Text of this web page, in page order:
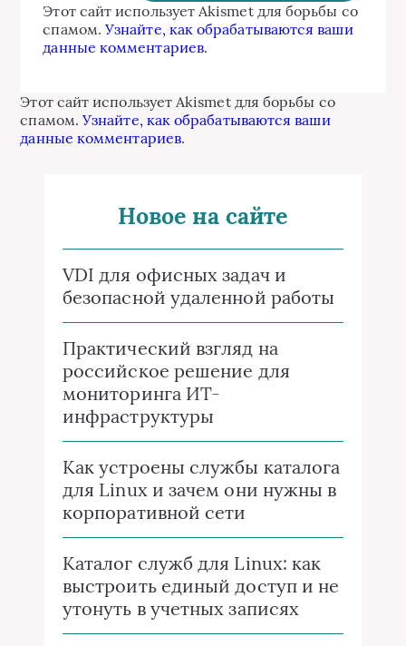
Этот сайт использует Akismet для борьбы со
спамом.Узнайте, как обрабатываются ваши
данные комментариев.
Этот сайт использует Akismet для борьбы со
спамом.Узнайте, как обрабатываются ваши
данные комментариев.
Новое на сайте
VDI для офисных задач и
безопасной удаленной работы
Практический взгляд на
российское решение для
мониторинга ИТ-
инфраструктуры
Как устроены службы каталога
для Linux и зачем они нужны в
корпоративной сети
Каталог служб для Linux: как
выстроить единый доступ и не
утонуть в учетных записях